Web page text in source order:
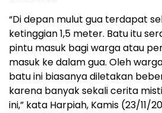
“Di depan mulut gua terdapat
ketinggian 1,5 meter. Batu itu
pintu masuk bagi warga atau
masuk ke dalam gua. Oleh
batu ini biasanya diletakan
karena banyak sekali cerita
ini,” kata Harpiah, Kamis (23/11/